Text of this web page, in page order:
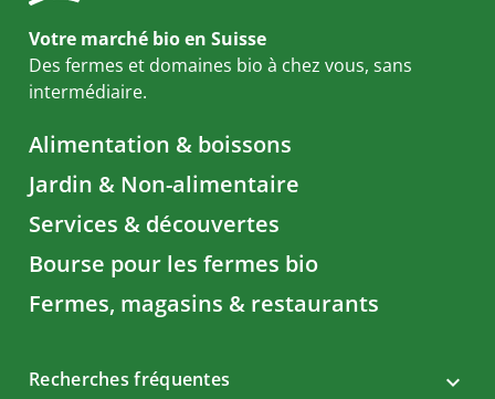
Votre marché bio en Suisse
Des fermes et domaines bio à chez vous, sans
intermédiaire.
Alimentation & boissons
Jardin & Non-alimentaire
Services & découvertes
Bourse pour les fermes bio
Fermes, magasins & restaurants
Recherches fréquentes